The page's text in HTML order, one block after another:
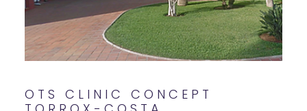
OTS CLINIC CONCEPT